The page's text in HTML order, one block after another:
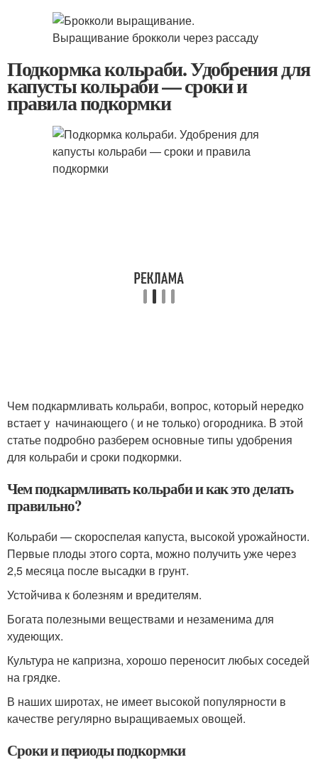
Подкормка кольраби. Удобрения для
капусты кольраби — сроки и
правила подкормки
Чем подкармливать кольраби, вопрос, который нередко
встает у начинающего ( и не только) огородника. В этой
статье подробно разберем основные типы удобрения
для кольраби и сроки подкормки.
Чем подкармливать кольраби и как это делать
правильно?
Кольраби — скороспелая капуста, высокой урожайности.
Первые плоды этого сорта, можно получить уже через
2,5 месяца после высадки в грунт.
Устойчива к болезням и вредителям.
Богата полезными веществами и незаменима для
худеющих.
Культура не капризна, хорошо переносит любых соседей
на грядке.
В наших широтах, не имеет высокой популярности в
качестве регулярно выращиваемых овощей.
Сроки и периоды подкормки